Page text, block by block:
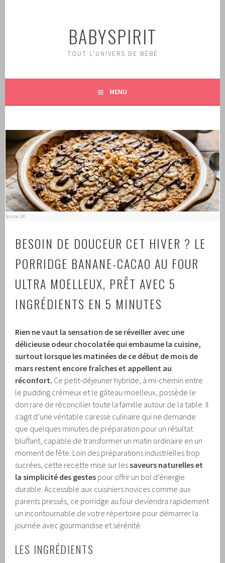
BABYSPIRIT
TOUT L'UNIVERS DE BÉBÉ
MENU
Source: DR
BESOIN DE DOUCEUR CET HIVER ? LE
PORRIDGE BANANE-CACAO AU FOUR
ULTRA MOELLEUX, PRÊT AVEC 5
INGRÉDIENTS EN 5 MINUTES
Rien ne vaut la sensation de se réveiller avec une
délicieuse odeur chocolatée qui embaume la cuisine,
surtout lorsque les matinées de ce début de mois de
mars restent encore fraîches et appellent au
réconfort. Ce petit-déjeuner hybride, à mi-chemin entre
le pudding crémeux et le gâteau moelleux, possède le
don rare de réconcilier toute la famille autour de la table. Il
s’agit d’une véritable caresse culinaire qui ne demande
que quelques minutes de préparation pour un résultat
bluffant, capable de transformer un matin ordinaire en un
moment de fête. Loin des préparations industrielles trop
sucrées, cette recette mise sur lessaveurs naturelles et
la simplicité des gestes pour offrir un bol d’énergie
durable. Accessible aux cuisiniers novices comme aux
parents pressés, ce porridge au four deviendra rapidement
un incontournable de votre répertoire pour démarrer la
journée avec gourmandise et sérénité.
LES INGRÉDIENTS